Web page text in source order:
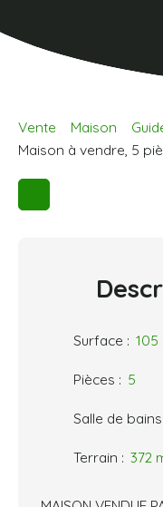
Vente Maison
Maison à vendre, 5
Surface : 105
Pièces : 5
Salle de bains
Terrain : 372